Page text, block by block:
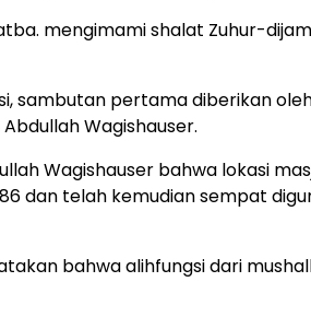
mengimami shalat Zuhur-
sambutan pertama diberikan
Wagishauser.
Wagishauser bahwa lokasi
dan telah kemudian sempat
bahwa alihfungsi dari